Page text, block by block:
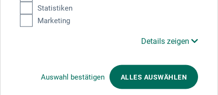
Statistiken
Marketing
Details zeigen
Auswahl bestätigen ALLES AUSWÄHLEN